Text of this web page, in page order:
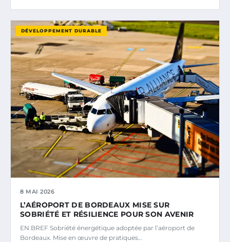
DÉVELOPPEMENT DURABLE
8 MAI 2026
L’AÉROPORT DE BORDEAUX MISE SUR
SOBRIÉTÉ ET RÉSILIENCE POUR SON AVENIR
EN BREF Sobriété énergétique adoptée par l’aéroport de
Bordeaux. Mise en œuvre de pratiques…